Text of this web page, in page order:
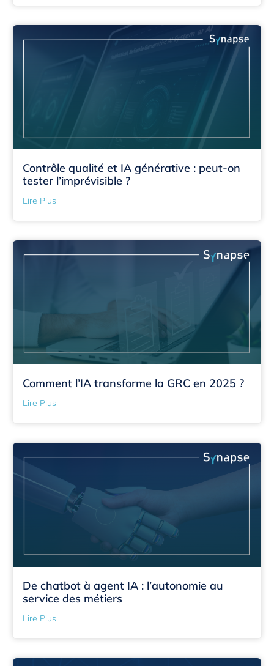
Contrôle qualité et IA générative : peut-on
tester l’imprévisible ?
Lire Plus
Comment l’IA transforme la GRC en 2025 ?
Lire Plus
De chatbot à agent IA : l’autonomie au
service des métiers
Lire Plus